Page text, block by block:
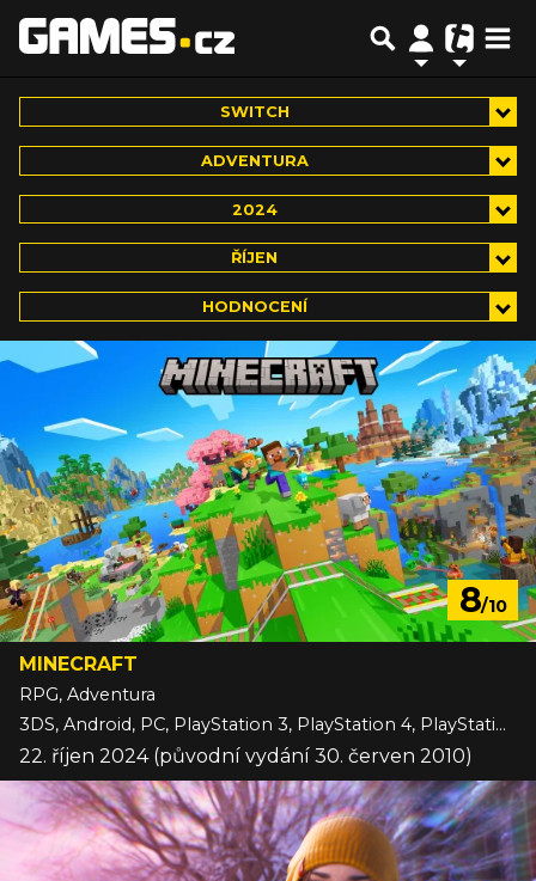
SWITCH
ADVENTURA
2024
ŘÍJEN
HODNOCENÍ
8/10
MINECRAFT
RPG, Adventura
3DS, Android, PC, PlayStation 3, PlayStation 4, PlayStation 5, Switch, Switch 2, VITA, Wii U, Xbox 360, Xbox One, Xbox Series, iOS
22. říjen 2024 (původní vydání 30. červen 2010)